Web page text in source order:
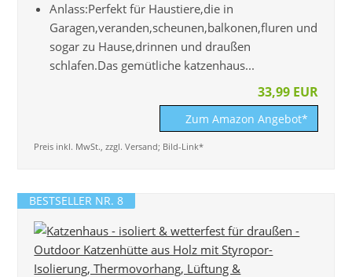
Anlass:Perfekt für Haustiere,die in
Garagen,veranden,scheunen,balkonen,fluren und
sogar zu Hause,drinnen und draußen
schlafen.Das gemütliche katzenhaus...
33,99 EUR
Zum Amazon Angebot*
Preis inkl. MwSt., zzgl. Versand; Bild-Link*
BESTSELLER NR. 8